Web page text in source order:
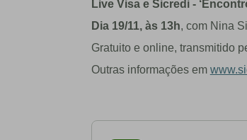
Live Visa e Sicredi -
Dia 19/11, às 13h, com Nina
Gratuito e online, transmitido
Outras informações em